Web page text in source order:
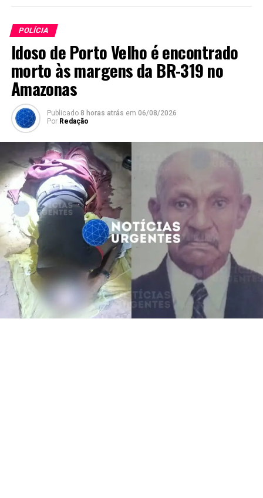
POLÍCIA
Idoso de Porto Velho é encontrado
morto às margens da BR-319 no
Amazonas
Publicado 8 horas atrás em 06/08/2026
Por Redação